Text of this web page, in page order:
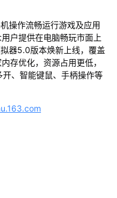
操作流畅运行游戏及应用
户提供在电脑畅玩市面上
器5.0版本焕新上线，覆盖
存优化，资源占用更低，
、智能键鼠、手柄操作等